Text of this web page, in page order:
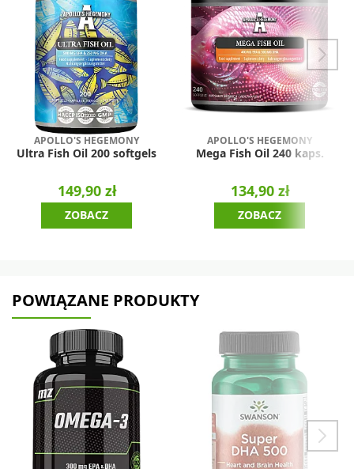
APOLLO'S HEGEMONY
Ultra Fish Oil 200 softgels
149,90 zł
ZOBACZ
APOLLO'S HEGEMONY
Mega Fish Oil 240 kaps.
134,90 zł
ZOBACZ
POWIĄZANE PRODUKTY